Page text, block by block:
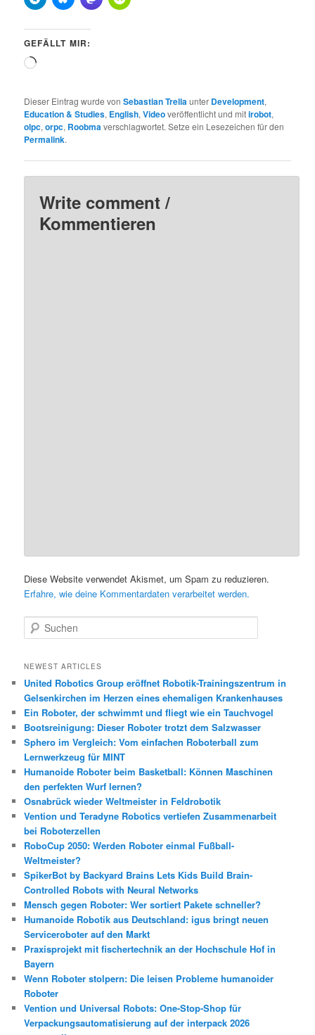
GEFÄLLT MIR:
Wird
Dieser Eintrag wurde vonSebastian Trellaunter Development,
Education & Studies, English,Videoveröffentlicht und mitirobot,
olpc,orpc, Roobmaverschlagwortet. Setze ein Lesezeichen für den
Permalink.
Write comment /
Kommentieren
Diese Website verwendet Akismet, um Spam zu reduzieren.
Erfahre, wie deine Kommentardaten verarbeitet werden.
u
h
n
NEWEST ARTICLES
United Robotics Group eröffnet Robotik-Trainingszentrum in
Gelsenkirchen im Herzen eines ehemaligen Krankenhauses
Ein Roboter, der schwimmt und fliegt wie ein Tauchvogel
Bootsreinigung: Dieser Roboter trotzt dem Salzwasser
Sphero im Vergleich: Vom einfachen Roboterball zum
Lernwerkzeug für MINT
Humanoide Roboter beim Basketball: Können Maschinen
den perfekten Wurf lernen?
Osnabrück wieder Weltmeister in Feldrobotik
Vention und Teradyne Robotics vertiefen Zusammenarbeit
bei Roboterzellen
RoboCup 2050: Werden Roboter einmal Fußball-
Weltmeister?
SpikerBot by Backyard Brains Lets Kids Build Brain-
Controlled Robots with Neural Networks
Mensch gegen Roboter: Wer sortiert Pakete schneller?
Humanoide Robotik aus Deutschland: igus bringt neuen
Serviceroboter auf den Markt
Praxisprojekt mit fischertechnik an der Hochschule Hof in
Bayern
Wenn Roboter stolpern: Die leisen Probleme humanoider
Roboter
Vention und Universal Robots: One-Stop-Shop für
Verpackungsautomatisierung auf der interpack 2026